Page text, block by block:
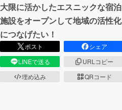
大限に活かしたエスニックな宿泊
施設をオープンして地域の活性化
につなげたい！
ポスト
シェア
LINEで送る
URLコピー
埋め込み
QRコード